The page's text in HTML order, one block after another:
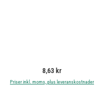
Ordinarie pris:
8,63 kr
Priser inkl. moms, plus leveranskostnader